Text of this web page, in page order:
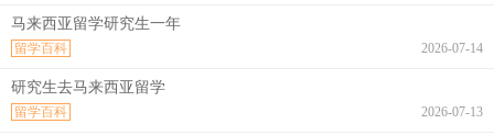
马来西亚留学研究生一年
2026-07-14
留学百科
研究生去马来西亚留学
2026-07-13
留学百科